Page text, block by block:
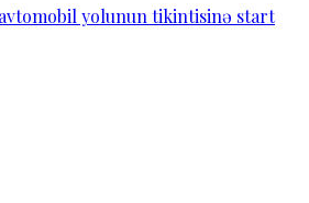
yolunun tikintisinə start